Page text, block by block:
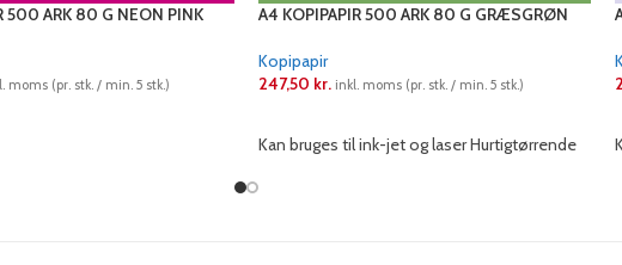
500 ARK 80 G NEON PINK
moms (pr. stk. / min. 5 stk.)
A4 KOPIPAPIR 500 ARK 80 G GRÆSGRØN
Kopipapir
247,50 kr. inkl. moms (pr. stk. / min. 5 stk.)
Kan bruges til ink-jet og laser Hurtigtørrende